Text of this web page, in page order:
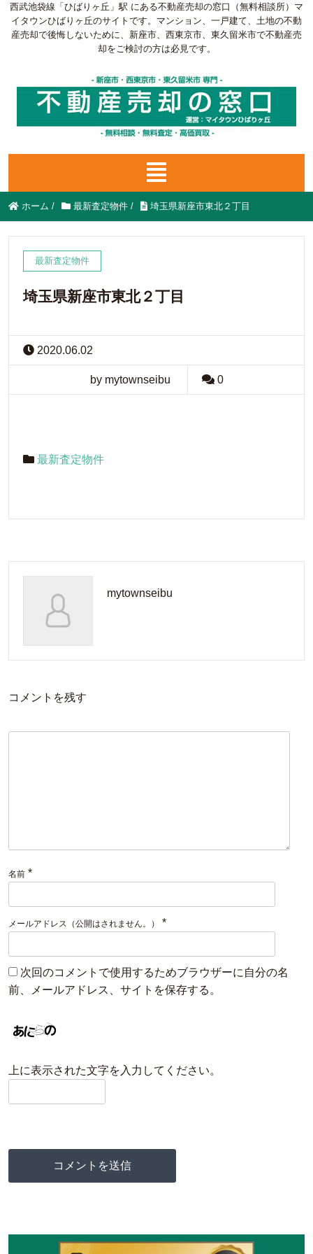
西武池袋線「ひばりヶ丘」駅 にある不動産売却の窓口（無料相談所）マ
イタウンひばりヶ丘のサイトです。マンション、一戸建て、土地の不動
産売却で後悔しないために、新座市、西東京市、東久留米市で不動産売
却をご検討の方は必見です。
ホーム / 最新査定物件 / 埼玉県新座市東北２丁目
最新査定物件
埼玉県新座市東北２丁目
2020.06.02
by mytownseibu 0
最新査定物件
mytownseibu
コメントを残す
名前 *
メールアドレス（公開はされません。） *
次回のコメントで使用するためブラウザーに自分の名
前、メールアドレス、サイトを保存する。
上に表示された文字を入力してください。